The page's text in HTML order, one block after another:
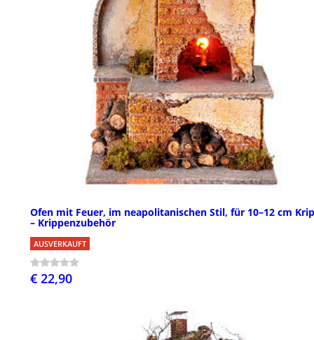
Ofen mit Feuer, im neapolitanischen Stil, für 10–12 cm
– Krippenzubehör
AUSVERKAUFT
€ 22,90